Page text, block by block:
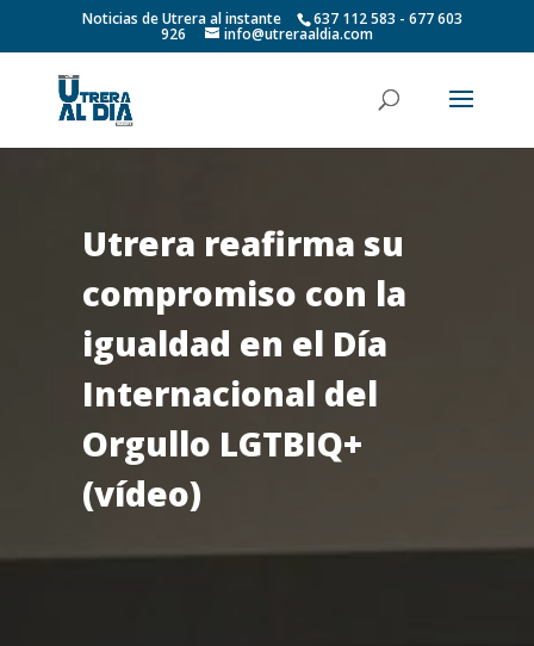
Noticias de Utrera al instante 637 112 583 - 677 603
926 info@utreraaldia.com
Utrera reafirma su
compromiso con la
igualdad en el Día
Internacional del
Orgullo LGTBIQ+
(vídeo)